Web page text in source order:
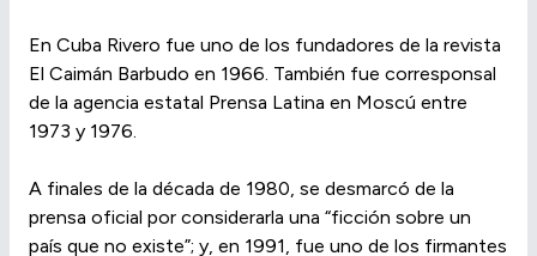
En Cuba Rivero fue uno de los fundadores de la revista
El Caimán Barbudo en 1966. También fue corresponsal
de la agencia estatal Prensa Latina en Moscú entre
1973 y 1976.
A finales de la década de 1980, se desmarcó de la
prensa oficial por considerarla una “ficción sobre un
país que no existe”; y, en 1991, fue uno de los firmantes